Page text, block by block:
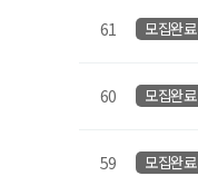
61 모집완료
60 모집완료
59 모집완료